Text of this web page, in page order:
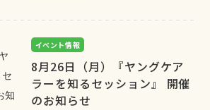
イベント情報
8月26日（月）『ヤングケア
ラーを知るセッション』 開催
のお知らせ